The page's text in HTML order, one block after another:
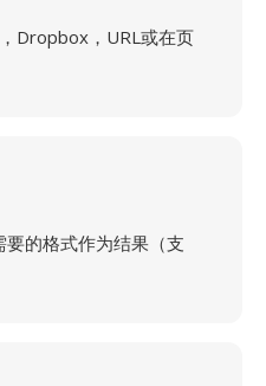
Dropbox，URL或在页
的格式作为结果（支